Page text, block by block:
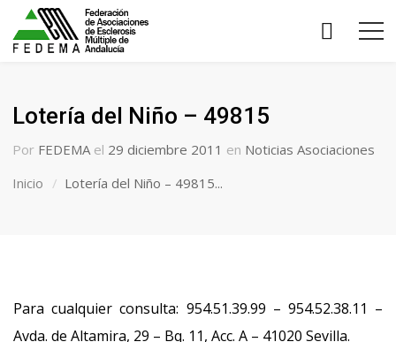
Lotería del Niño – 49815
Por FEDEMA el 29 diciembre 2011 en Noticias Asociaciones
Inicio
Lotería del Niño – 49815...
Para cualquier consulta: 954.51.39.99 – 954.52.38.11 –
Avda. de Altamira, 29 – Bq. 11, Acc. A – 41020 Sevilla.